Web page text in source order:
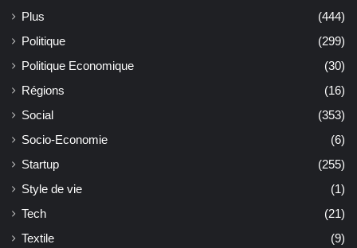
Plus
(444)
Politique
(299)
Politique Economique
(30)
Régions
(16)
Social
(353)
Socio-Economie
(6)
Startup
(255)
Style de vie
(1)
Tech
(21)
Textile
(9)